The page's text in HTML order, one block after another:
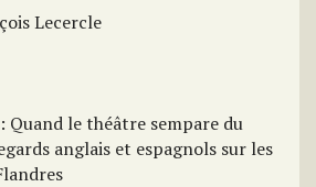
Lecercle
Quand le théâtre sempare du
anglais et espagnols sur les